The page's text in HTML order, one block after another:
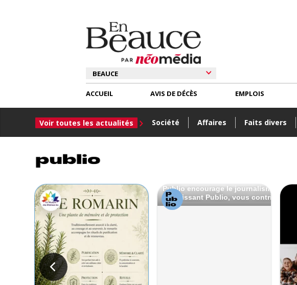
ACCUEIL
Voir toutes les actualités Société Affaires Faits divers
AVIS DE DÉCÈS EMPLOIS